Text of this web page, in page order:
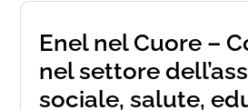
Enel nel Cuore –
nel settore
sociale, salute,